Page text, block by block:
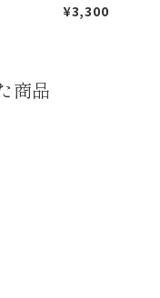
出産などのギフト
¥3,300
商品